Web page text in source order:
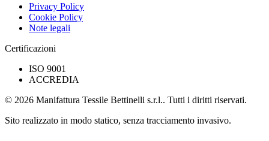
Privacy Policy
Cookie Policy
Note legali
Certificazioni
ISO 9001
ACCREDIA
© 2026 Manifattura Tessile Bettinelli s.r.l.. Tutti i diritti riservati.
Sito realizzato in modo statico, senza tracciamento invasivo.